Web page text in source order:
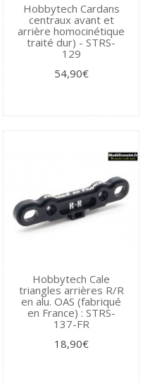
Hobbytech Cardans
centraux avant et
arrière homocinétique
traité dur) - STRS-
129
54,90€
Hobbytech Cale
triangles arrières R/R
en alu. OAS (fabriqué
en France) : STRS-
137-FR
18,90€